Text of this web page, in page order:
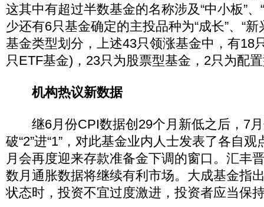
这其中有超过半数基金的名称涉及“中小板”、
少还有6只基金确定的主投品种为“成长”、“
基金类型划分，上述43只领涨基金中，有18
只ETF基金)，23只为股票型基金，2只为配
机构热议新数据
继6月份CPI数据创29个月新低之后，7月
破“2”进“1”，对此基金业内人士发表了各自
月会再度迎来存款准备金下调的窗口。汇丰
数月通胀数据将继续有利市场。大成基金指
状态时，投资不宜过度激进，投资者应当保